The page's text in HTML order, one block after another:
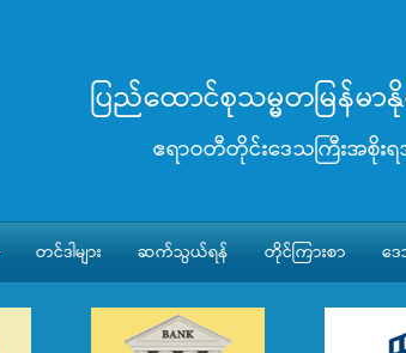
ပြည်ထောင်စုသမ္မတမြန်မာ
ဧရာဝတီတိုင်းဒေသကြီးအစိုး
တင်ဒါများ ဆက်သွယ်ရန် တိုင်ကြားစာ ဒ